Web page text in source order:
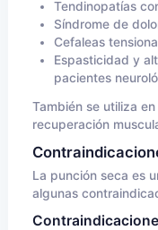
Tendinopatías
Síndrome de
Cefaleas
Espasticidad y
pacientes
También se utiliza
recuperación
La punción seca es
algunas